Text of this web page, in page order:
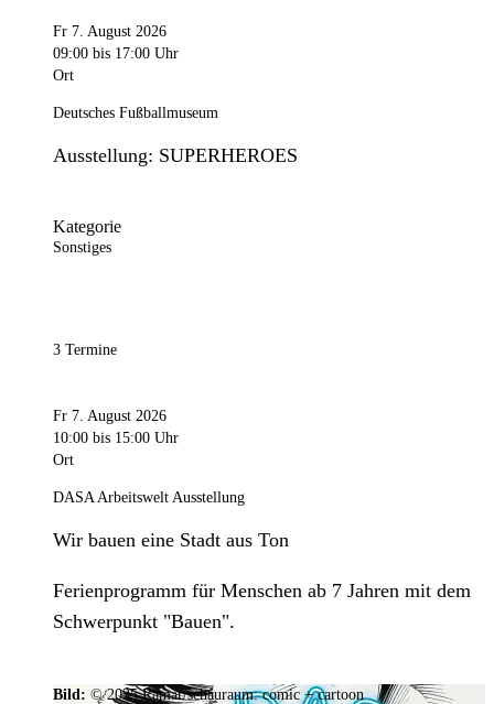
Fr 7. August 2026
09:00 bis 17:00 Uhr
Ort
Deutsches Fußballmuseum
Ausstellung: SUPERHEROES
Kategorie
Sonstiges
3 Termine
Fr 7. August 2026
10:00 bis 15:00 Uhr
Ort
DASA Arbeitswelt Ausstellung
Wir bauen eine Stadt aus Ton
Ferienprogramm für Menschen ab 7 Jahren mit dem
Schwerpunkt "Bauen".
Bild: © 2025 Ramar/schauraum: comic + cartoon